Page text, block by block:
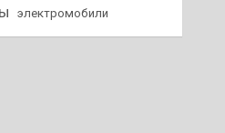
электромобили